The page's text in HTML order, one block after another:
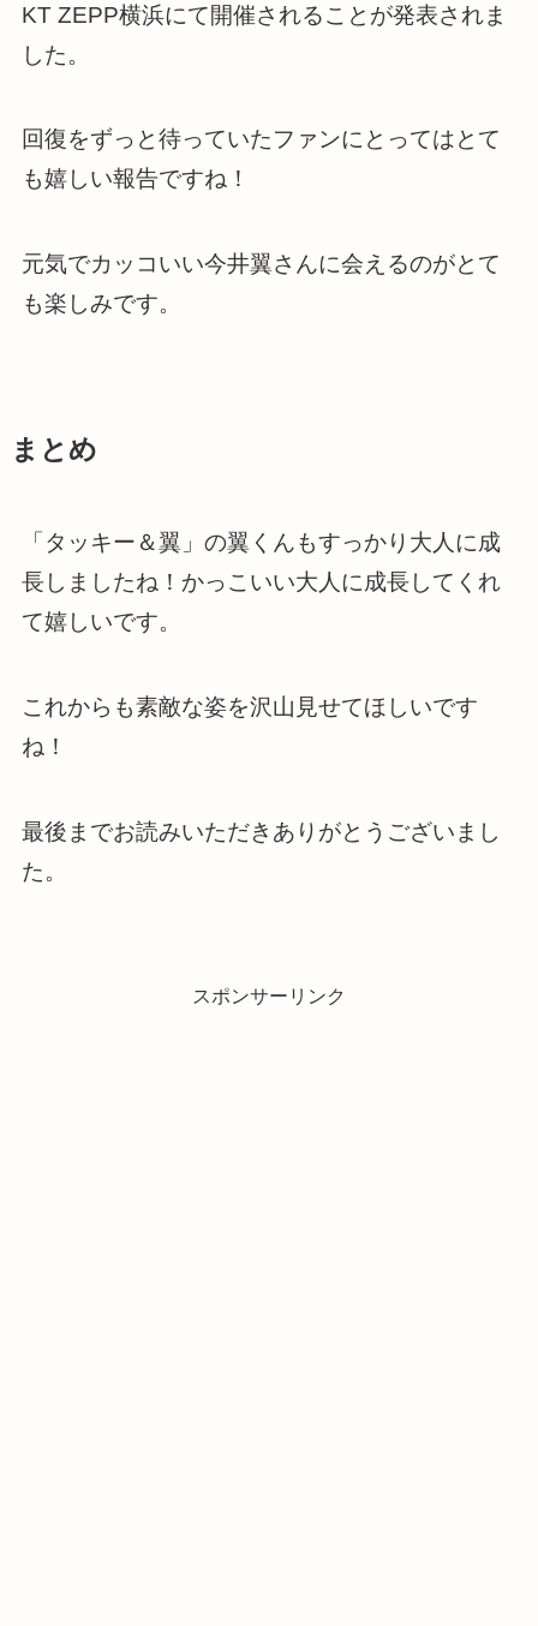
KT ZEPP横浜にて開催されることが発表されま
した。
回復をずっと待っていたファンにとってはとて
も嬉しい報告ですね！
元気でカッコいい今井翼さんに会えるのがとて
も楽しみです。
まとめ
「タッキー＆翼」の翼くんもすっかり大人に成
長しましたね！かっこいい大人に成長してくれ
て嬉しいです。
これからも素敵な姿を沢山見せてほしいです
ね！
最後までお読みいただきありがとうございまし
た。
スポンサーリンク